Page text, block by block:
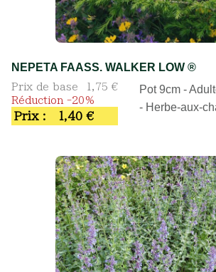
NEPETA FAASS. WALKER LOW ®
Prix de base
1,75 €
Réduction -20%
Prix : 1,40 €
Pot 9cm -
- Herbe-aux-